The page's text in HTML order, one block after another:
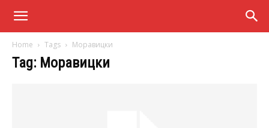
Home Tags Моравицки
Tag: Моравицки